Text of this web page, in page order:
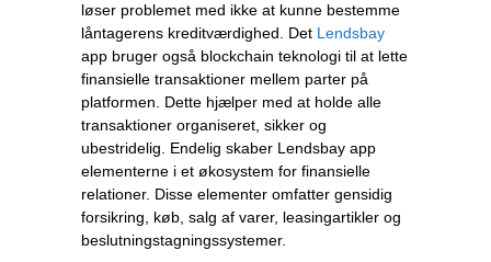
løser problemet med ikke at kunne bestemme
låntagerens kreditværdighed. Det Lendsbay
app bruger også blockchain teknologi til at lette
finansielle transaktioner mellem parter på
platformen. Dette hjælper med at holde alle
transaktioner organiseret, sikker og
ubestridelig. Endelig skaber Lendsbay app
elementerne i et økosystem for finansielle
relationer. Disse elementer omfatter gensidig
forsikring, køb, salg af varer, leasingartikler og
beslutningstagningssystemer.